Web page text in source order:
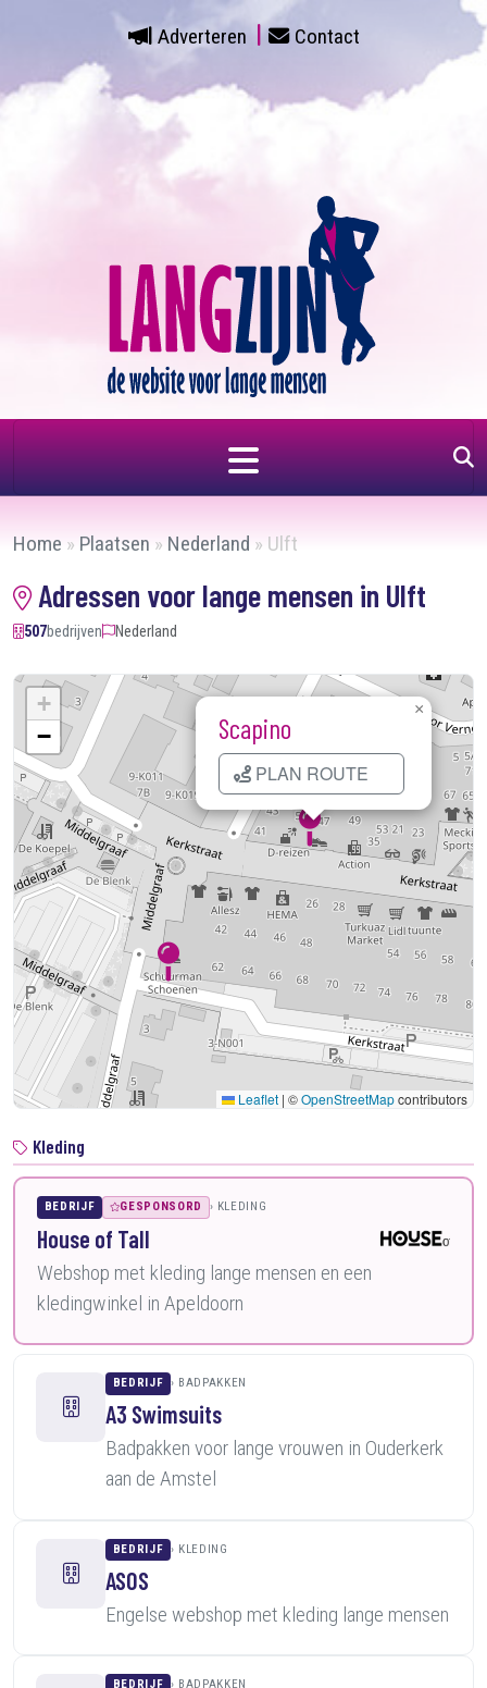
Adverteren Contact
Home » Plaatsen » Nederland » Ulft
Adressen voor lange mensen in Ulft
507bedrijven Nederland
Kaart laden...
Scapino
PLAN ROUTE
×
Schuurman Schoenen
PLAN ROUTE
×
+
−
Leaflet | ©OpenStreetMapcontributors
Kleding
BEDRIJF GESPONSORD KLEDING
House of Tall
Webshop met kleding lange mensen en een
kledingwinkel in Apeldoorn
BEDRIJF BADPAKKEN
A3 Swimsuits
Badpakken voor lange vrouwen in Ouderkerk
aan de Amstel
BEDRIJF KLEDING
ASOS
Engelse webshop met kleding lange mensen
BEDRIJF BADPAKKEN